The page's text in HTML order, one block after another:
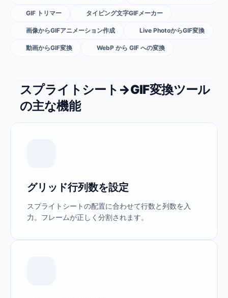
GIF トリマー タイピング文字GIFメーカー
画像からGIFアニメーション作成 Live PhotoからGIF変換
動画からGIF変換 WebP から GIF への変換
スプライトシート→GIF変換ツール
の主な機能
グリッド行列数を設定
スプライトシートの配置に合わせて行数と列数を入
力。フレームが正しく分割されます。